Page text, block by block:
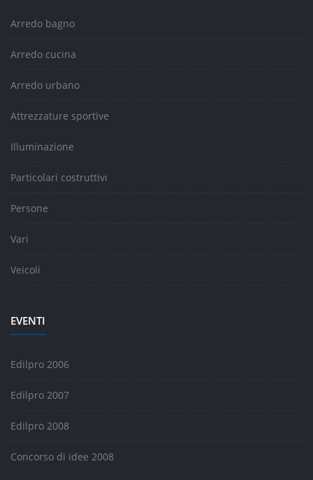
Arredo bagno
Arredo cucina
Arredo urbano
Attrezzature sportive
Illuminazione
Particolari costruttivi
Persone
Vari
Veicoli
EVENTI
Edilpro 2006
Edilpro 2007
Edilpro 2008
Concorso di idee 2008